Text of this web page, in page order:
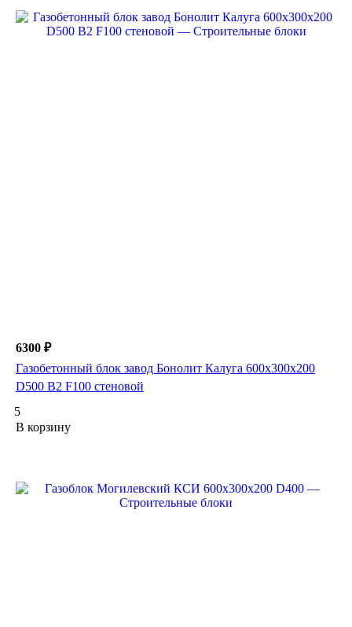
6300 ₽
Газобетонный блок завод Бонолит Калуга 600х300х200
D500 B2 F100 стеновой
5
В корзину